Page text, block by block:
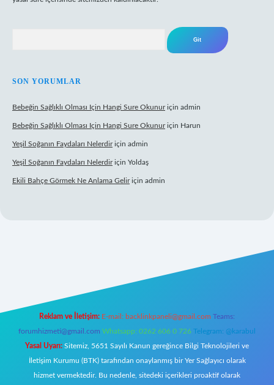
SON YORUMLAR
Bebeğin Sağlıklı Olması Için Hangi Sure Okunuriçin admin
Bebeğin Sağlıklı Olması Için Hangi Sure Okunuriçin Harun
Yeşil Soğanın Faydaları Nelerdiriçin admin
Yeşil Soğanın Faydaları Nelerdiriçin Yoldaş
Ekili Bahçe Görmek Ne Anlama Geliriçin admin
Reklam ve İletişim: E-mail: backlinkpaneli@gmail.com Teams:
forumhizmeti@gmail.com Whatsapp: 0262 606 0 726 Telegram: @karabul
Yasal Uyarı: Sitemiz, 5651 Sayılı Kanun gereğince Bilgi Teknolojileri ve
İletişim Kurumu (BTK) tarafından onaylanmış bir Yer Sağlayıcı olarak
hizmet vermektedir. Bu nedenle, sitedeki içerikleri proaktif olarak